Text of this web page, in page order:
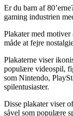
Er du barn af
gaming industrien
Plakater med
måde at fejre
Plakaterne viser
populære videospil,
som Nintendo,
spilentusiaster.
Disse plakater viser
såvel som populære